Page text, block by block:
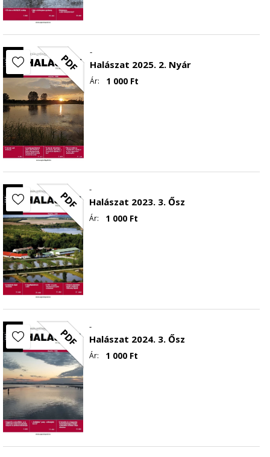
PDF -
Halászat 2025. 2. Nyár
Ár: 1 000Ft
PDF -
Halászat 2023. 3. Ősz
Ár: 1 000Ft
PDF -
Halászat 2024. 3. Ősz
Ár: 1 000 Ft